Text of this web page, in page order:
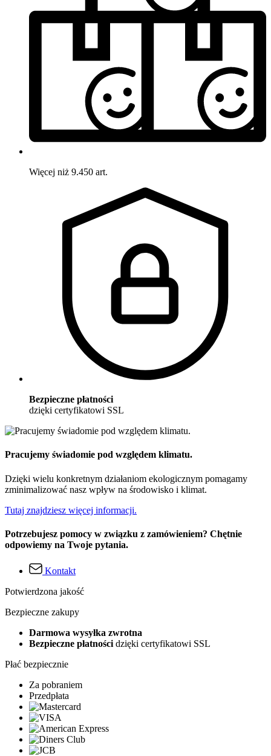
Więcej niż 9.450 art.
Bezpieczne płatności
dzięki certyfikatowi SSL
Pracujemy świadomie pod względem klimatu.
Dzięki wielu konkretnym działaniom ekologicznym pomagamy
zminimalizować nasz wpływ na środowisko i klimat.
Tutaj znajdziesz więcej informacji.
Potrzebujesz pomocy w związku z zamówieniem? Chętnie
odpowiemy na Twoje pytania.
Kontakt
Potwierdzona jakość
Bezpieczne zakupy
Darmowa wysyłka zwrotna
Bezpieczne płatności dzięki certyfikatowi SSL
Płać bezpiecznie
Za pobraniem
Przedpłata